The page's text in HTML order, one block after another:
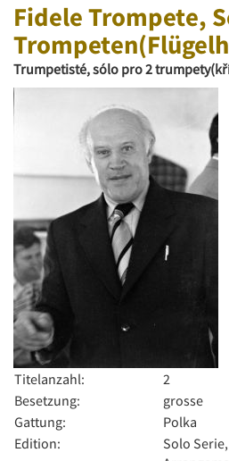
Fidele Trompete,
Trumpetisté, sólo pro 2
Titelanzahl:
2
Besetzung:
grosse
Gattung:
Polka
Edition:
Solo